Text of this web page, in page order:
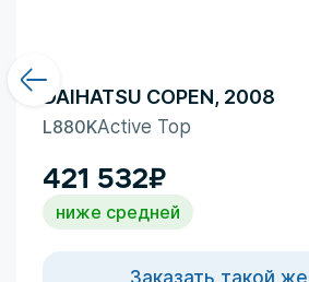
DAIHATSU COPEN, 2008
L880KActive Top
421 532₽
ниже средней
Заказать такой же